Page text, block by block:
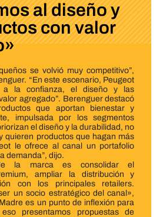
al diseño y
con valor
se volvió muy competitivo”,
“En este escenario, Peugeot
a la confianza, el diseño y las
agregado”. Berenguer destacó
que aportan bienestar y
impulsada por los segmentos
el diseño y la durabilidad, no
quieren productos que hagan más
le ofrece al canal un portafolio
demanda”, dijo.
la marca es consolidar el
ampliar la distribución y
con los principales retailers.
un socio estratégico del canal»,
es un punto de inflexión para
presentamos propuestas de